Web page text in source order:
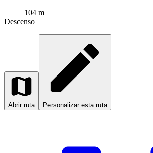
104 m
Descenso
Abrir ruta Personalizar esta ruta